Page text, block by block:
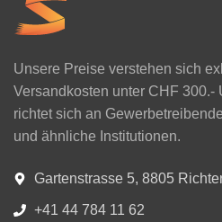
Unsere Preise verstehen sich
Versandkosten unter CHF 300.-
richtet sich an
und ähnliche Institutionen.
Gartenstrasse 5, 8805
+41 44 784 11 62